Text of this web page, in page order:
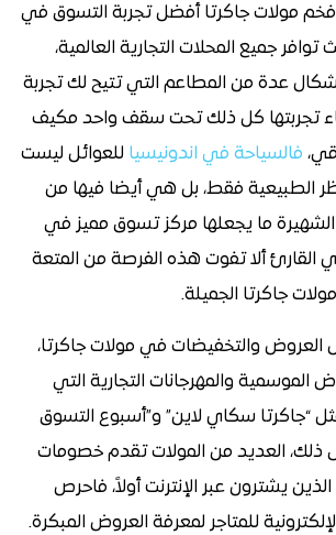
مولات جاكرتا أفضل تجربة التسوق في
جميع المحلات التجارية العالمية،
عدة من المطاعم التي تتيح لك تجربة
تجربتها كل ذلك تحت سقف واحد مكيف
فالسياحة في اندونيسيا للعوائل ليست
الطبيعية فقط، بل هي أيضا فيها من
الشهيرة ما يجعلها مركز تسوق مميز في
القارئ ألا تفوت هذه الفرصة من المتعة
جاكرتا الجميلة.
والتخفيضات في مولات جاكرتا،
الموسمية والمهرجانات التجارية التي
“جاكرتا سكاي لاين” و”أسبوع التسوق
ذلك، العديد من المولات تقدم خصومات
يشترون عبر الإنترنت أولاً، فاحرص
للمتاجر لمعرفة العروض المبكرة.